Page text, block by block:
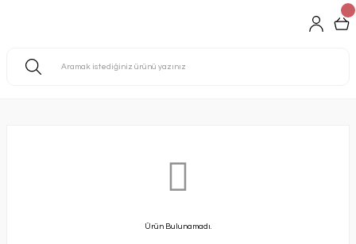
Ürün Bulunamadı.